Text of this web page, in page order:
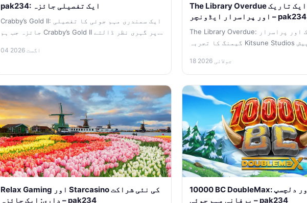
pak234: ایک تفصیلی جائزہ
Crabby’s Gold II: ایک سمندری مہم جوئی کا تفصیلی
جائزہ جب ہم Crabby’s Gold II پر گہری نظر ڈالتے
04 اگست 2026
The Library Overdue سلاٹ ریویو: ایک تاریک
اور پراسرار ایڈونچر – pak234
The Library Overdue: ایک تاریک اور پراسرار
گیمنگ کا تجربہ Kitsune Studios کی جانب سے پیش
18 جولائی 2026
Relax Gaming اور Starcasino کی نئی شراکت
داری: ایک جائزہ – pak234
10000 BC DoubleMax: ایک بصری اور دلچسپ
برفانی مہم جوئی – pak234